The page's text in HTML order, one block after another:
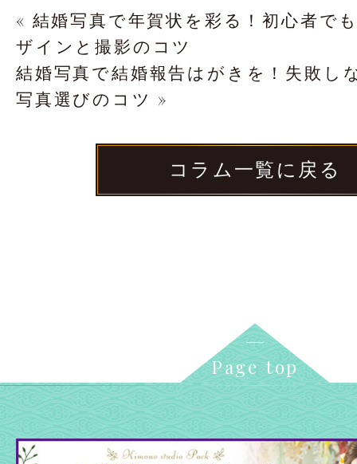
« 結婚写真で年賀状を彩る！初心者で
ザインと撮影のコツ
結婚写真で結婚報告はがきを！失敗し
写真選びのコツ »
コラム一覧に戻る
Page top